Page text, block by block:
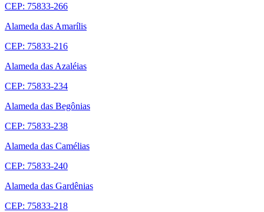
CEP: 75833-266
Alameda das Amarílis
CEP: 75833-216
Alameda das Azaléias
CEP: 75833-234
Alameda das Begônias
CEP: 75833-238
Alameda das Camélias
CEP: 75833-240
Alameda das Gardênias
CEP: 75833-218